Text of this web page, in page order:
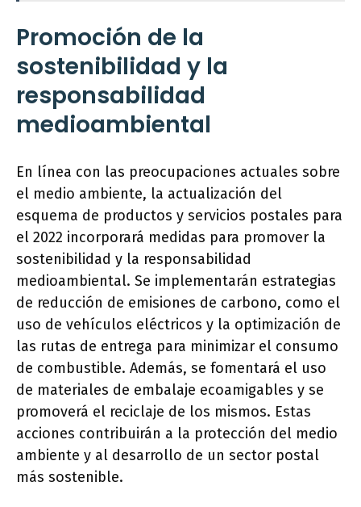
Promoción de la
sostenibilidad y la
responsabilidad
medioambiental
En línea con las preocupaciones actuales sobre
el medio ambiente, la actualización del
esquema de productos y servicios postales para
el 2022 incorporará medidas para promover la
sostenibilidad y la responsabilidad
medioambiental. Se implementarán estrategias
de reducción de emisiones de carbono, como el
uso de vehículos eléctricos y la optimización de
las rutas de entrega para minimizar el consumo
de combustible. Además, se fomentará el uso
de materiales de embalaje ecoamigables y se
promoverá el reciclaje de los mismos. Estas
acciones contribuirán a la protección del medio
ambiente y al desarrollo de un sector postal
más sostenible.